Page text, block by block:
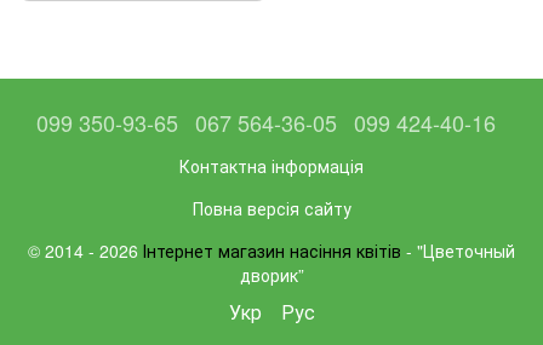
099 350-93-65 067 564-36-05 099 424-40-16
Контактна інформація
Повна версія сайту
© 2014 - 2026 Інтернет магазин насіння квітів - "Цветочный
дворик”
Укр Рус